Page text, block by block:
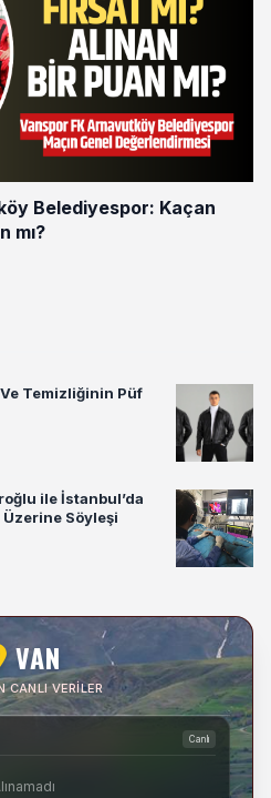
Belediyespor: Kaçan
mı?
Ve Temizliğinin Püf
ile İstanbul’da
Söyleşi
VAN
CANLI VERILER
Canlı